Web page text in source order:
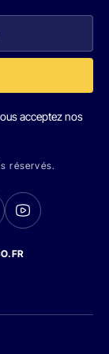
acceptez nos
réservés.